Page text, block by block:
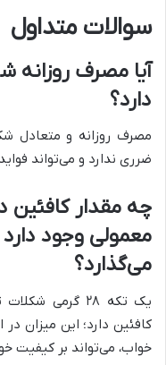
سوالات متداول
آیا مصرف روزانه
دارد؟
ضرری ندارد و می‌تواند
چه مقدار
معمولی وجود دارد
می‌گذارد؟
کافئین دارد؛ این میزان
خواب، می‌تواند بر کیفیت